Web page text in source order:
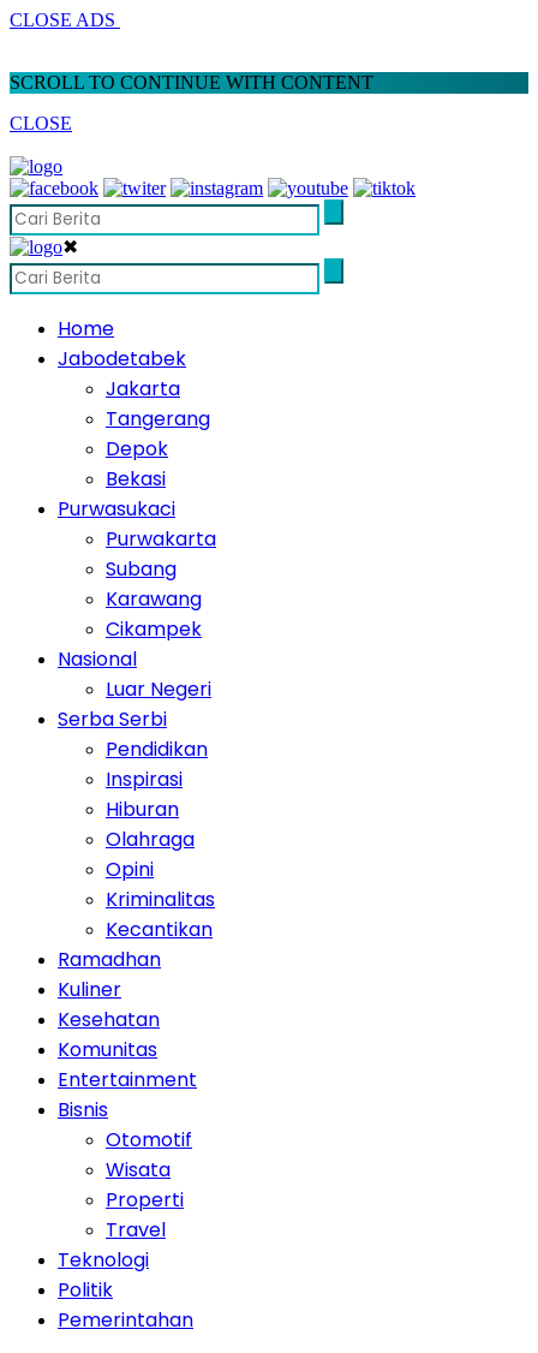
CLOSE ADS
SCROLL TO CONTINUE WITH CONTENT
CLOSE
✖
Home
Jabodetabek
Jakarta
Tangerang
Depok
Bekasi
Purwasukaci
Purwakarta
Subang
Karawang
Cikampek
Nasional
Luar Negeri
Serba Serbi
Pendidikan
Inspirasi
Hiburan
Olahraga
Opini
Kriminalitas
Kecantikan
Ramadhan
Kuliner
Kesehatan
Komunitas
Entertainment
Bisnis
Otomotif
Wisata
Properti
Travel
Teknologi
Politik
Pemerintahan